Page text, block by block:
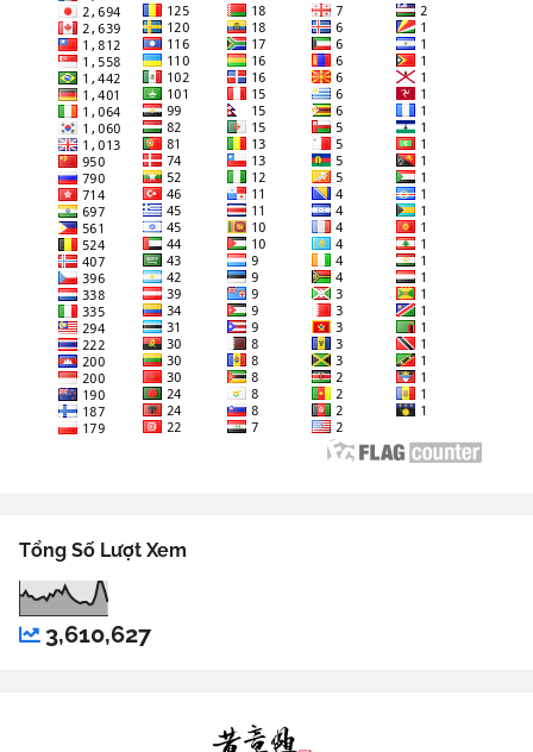
Tổng Số Lượt Xem
3,610,627